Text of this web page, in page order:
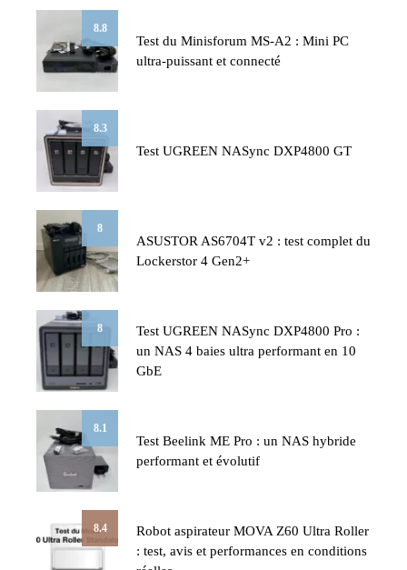
8.8
Test du Minisforum MS-A2 : Mini PC
ultra-puissant et connecté
8.3
Test UGREEN NASync DXP4800 GT
8
ASUSTOR AS6704T v2 : test complet du
Lockerstor 4 Gen2+
8
Test UGREEN NASync DXP4800 Pro :
un NAS 4 baies ultra performant en 10
GbE
8.1
Test Beelink ME Pro : un NAS hybride
performant et évolutif
8.4
Robot aspirateur MOVA Z60 Ultra Roller
: test, avis et performances en conditions